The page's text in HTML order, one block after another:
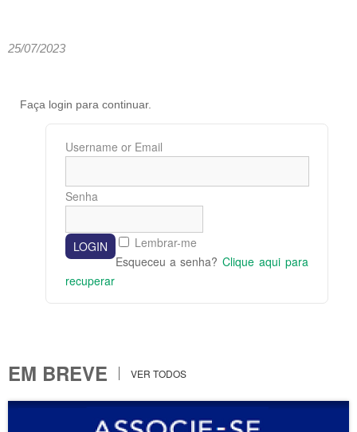
25/07/2023
Faça login para continuar.
Username or Email
Senha
Lembrar-me
Esqueceu a senha? Clique aqui para
recuperar
EM BREVE VER TODOS